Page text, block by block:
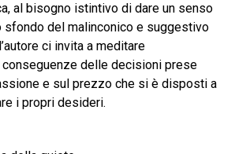
al bisogno istintivo di dare un senso
sfondo del malinconico e suggestivo
ci invita a meditare
delle decisioni prese
e sul prezzo che si è disposti a
i propri desideri.